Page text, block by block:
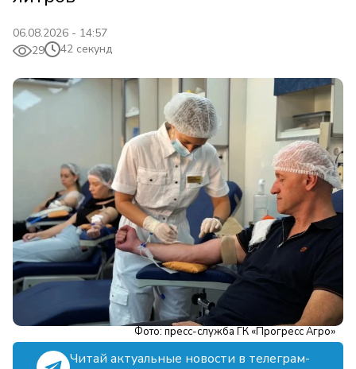
06.08.2026 - 14:57
29
42 секунд
Фото: пресс-служба ГК «Прогресс Агро»
Читай актуальные новости в телеграм-